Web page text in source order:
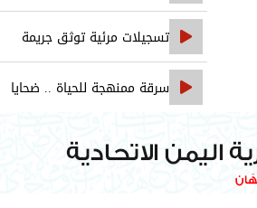
حضرموت..
تسجيلات مرئية توثق جريمة
اغتيال الصحفي محمد عيضه
سرقة ممنهجة للحياة .. ضحايا